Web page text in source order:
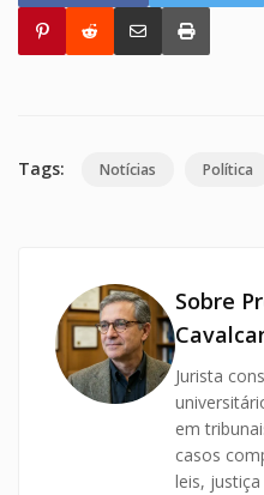
Tags: Notícias Política
Sobre
Jurista
em
casos
leis,